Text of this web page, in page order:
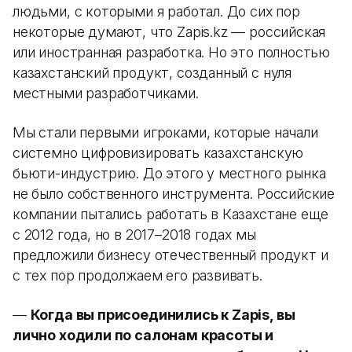
людьми, с которыми я работал. До сих пор
некоторые думают, что Zapis.kz — российская
или иностранная разработка. Но это полностью
казахстанский продукт, созданный с нуля
местными разработчиками.
Мы стали первыми игроками, которые начали
системно цифровизировать казахстанскую
бьюти-индустрию. До этого у местного рынка
не было собственного инструмента. Российские
компании пытались работать в Казахстане еще
с 2012 года, но в 2017–2018 годах мы
предложили бизнесу отечественный продукт и
с тех пор продолжаем его развивать.
— Когда вы присоединились к Zapis, вы
лично ходили по салонам красоты и